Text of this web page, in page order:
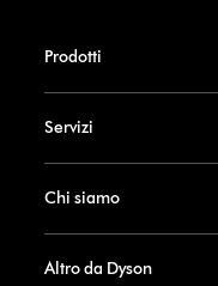
Prodotti
Servizi
Chi siamo
Altro da Dyson